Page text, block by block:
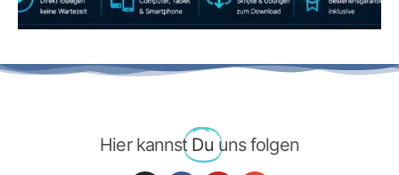
Hier kannst Du uns folgen